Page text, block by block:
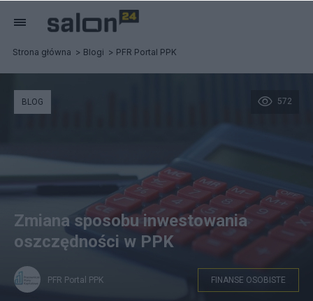
Strona główna Blogi PFR Portal PPK
572
BLOG
Zmiana sposobu inwestowania
oszczędności w PPK
PFR Portal PPK FINANSE OSOBISTE